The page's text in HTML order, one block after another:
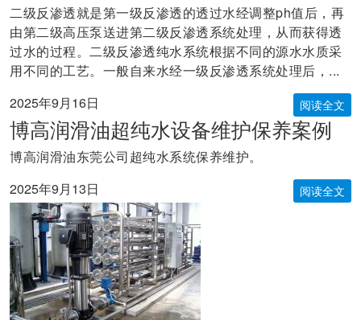
二级反渗透就是第一级反渗透的透过水经调整ph值后，再
由第二级高压泵送进第二级反渗透系统处理，从而获得透
过水的过程。二级反渗透纯水系统根据不同的源水水质采
用不同的工艺。一般自来水经一级反渗透系统处理后，...
2025年9月16日
阅读全文
博高润滑油超纯水设备维护保养案例
博高润滑油东莞公司超纯水系统保养维护。
2025年9月13日
阅读全文